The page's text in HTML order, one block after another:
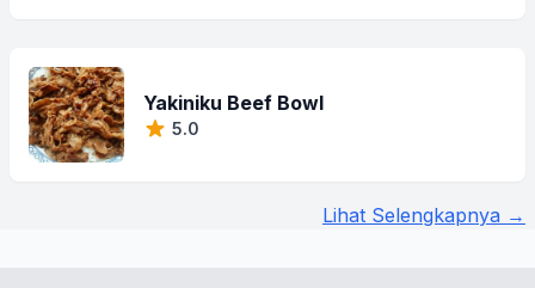
Yakiniku Beef Bowl
5.0
Lihat Selengkapnya →